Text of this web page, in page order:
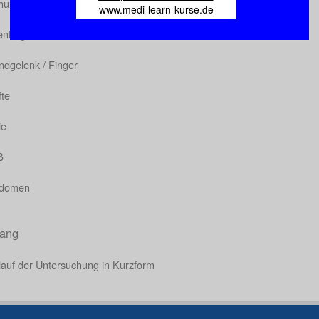
www.medi-learn-kurse.de
/ Finger
der Untersuchung in Kurzform